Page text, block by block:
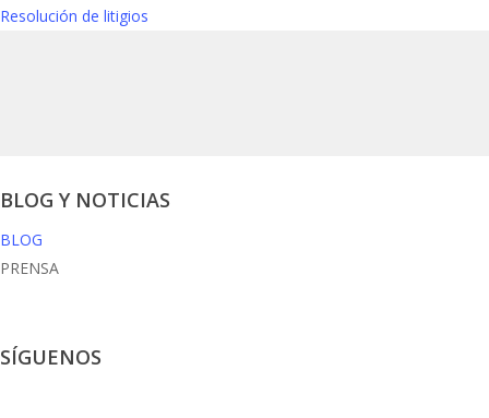
Resolución de litigios
BLOG Y NOTICIAS
BLOG
PRENSA
SÍGUENOS